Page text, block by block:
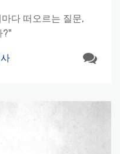
다 떠오르는 질문,
?"